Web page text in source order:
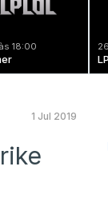
18:00
1 Jul 2019